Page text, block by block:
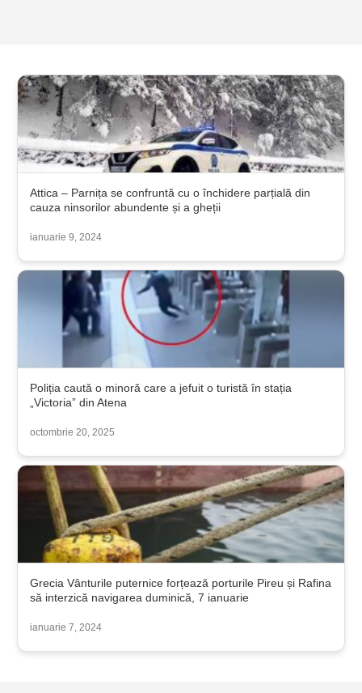
Attica – Parnița se confruntă cu o închidere parțială din
cauza ninsorilor abundente și a gheții
ianuarie 9, 2024
Poliția caută o minoră care a jefuit o turistă în stația
„Victoria” din Atena
octombrie 20, 2025
Grecia Vânturile puternice forțează porturile Pireu și Rafina
să interzică navigarea duminică, 7 ianuarie
ianuarie 7, 2024